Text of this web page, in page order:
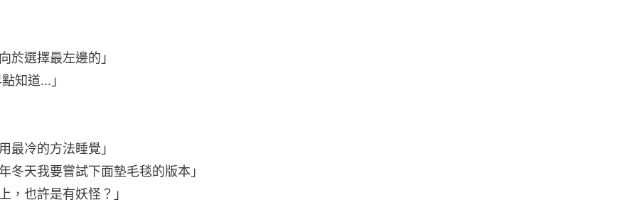
於選擇最左邊的」
知道...」
最冷的方法睡覺」
冬天我要嘗試下面墊毛毯的版本」
，也許是有妖怪？」